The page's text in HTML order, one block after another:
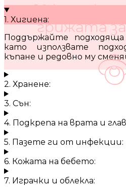
10 кратки
грижата
1. Хигиена:
Поддържайте
като използвате
къпане и редовно му
2. Хранене:
3. Сън:
4. Подкрепа на врата и
5. Пазете ги от инфекции:
6. Кожата на бебето:
7. Играчки и облекла: